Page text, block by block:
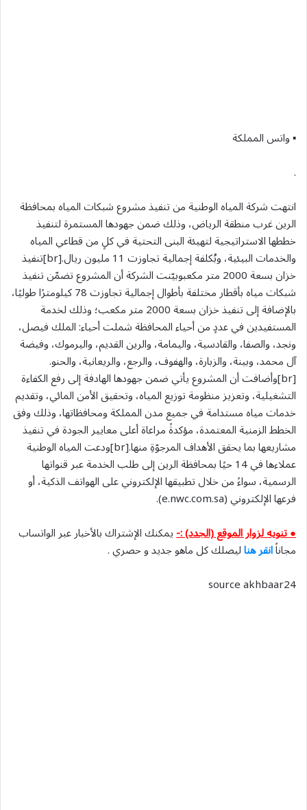
▪︎ واتس المملكة
.
انتهت شركة المياه الوطنية من تنفيذ مشروع شبكات المياه بمحافظة
الرين غرب منطقة الرياض، وذلك ضمن جهودها المستمرة لتنفيذ
خططها الاستراتيجية لتهيئة البنى التحتية في كلٍ من قطاعي المياه
والخدمات البيئية، وبُكلفة إجمالية تجاوزت 11 مليون ريال.[br]تنفيذ
خزان بسعة 2000 متر مكعبوبيّنت الشركة أن المشروع تضمّن تنفيذ
شبكات مياه بأقطار مختلفة بأطوال إجمالية تجاوزت 78 كيلومترًا طوليًا،
بالإضافة إلى تنفيذ خزان بسعة 2000 متر مكعب؛ وذلك لخدمة
المستفيدين في عددٍ من أحياء المحافظة شملت أحياء: الملك فيصل،
ونجد، والصفا، والقادسية، واليمامة، والرين القديم، واليرموك، وفيضة
آل محمد، وبينة، والزبارة، والهفوف، والرجع، والريعانية، والحنو.
[br]وأضافت أن المشروع يأتي ضمن جهودها الهادفة إلى رفع الكفاءة
التشغيلية، وتعزيز منظومة توزيع المياه، وتحقيق الأمن المائي، وتقديم
خدمات مياه مستدامة في جميع مدن المملكة ومحافظاتها، وذلك وفق
الخطط الزمنية المعتمدة، مؤكدةً مراعاة أعلى معايير الجودة في تنفيذ
مشاريعها بما يحقق الأهداف المرجوّةِ منها.[br]ودعت المياه الوطنية
عملاءها في 14 حيًا بمحافظة الرين إلى طلب الخدمة عبر قنواتها
الرسمية، سواءً من خلال تطبيقها الإلكتروني على الهواتف الذكية، أو
فرعها الإلكتروني (e.nwc.com.sa).
● تنويه لزوار الموقع (الجدد) :-يمكنك الإشتراك بالأخبار عبر الواتساب
مجاناًانقر هناليصلك كل ماهو جديد و حصري .
source akhbaar24